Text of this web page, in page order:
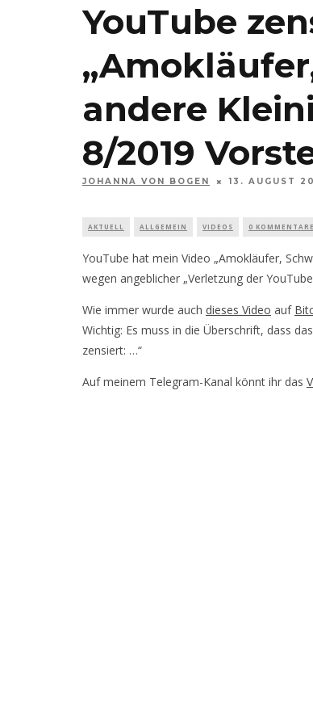
YouTube
andere
8/2019
JOHANNA VON BOGEN 13. AUGUST
AKTUELL ALLGEMEIN VIDEOS 0 KOMMENTARE
YouTube hat mein Video „Amokläufer,
wegen angeblicher „Verletzung der
Wie immer wurde auch dieses Video auf
Wichtig: Es muss in die Überschrift, dass
zensiert: …“
Auf meinem Telegram-Kanal könnt ihr das